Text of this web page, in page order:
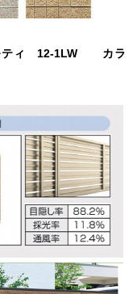
ティ 12-1LW カラ